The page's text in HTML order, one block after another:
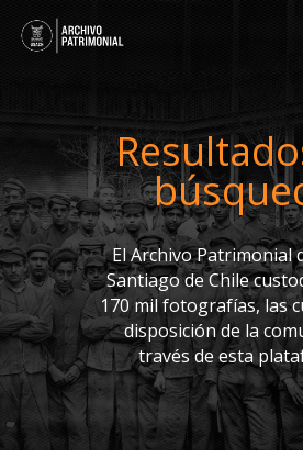
El Archivo Patrimonial
Santiago de Chile
170 mil fotografías, las
disposición de la
través de esta